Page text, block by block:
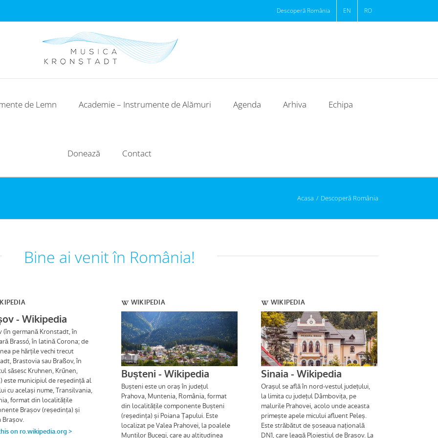
Descoperă România EN RO
de Lemn Academie – Instrumente de Alămuri Agenda Arhiva Echipa
Donează Contact
Acasa / Descoperă România
Bine ai venit în România!